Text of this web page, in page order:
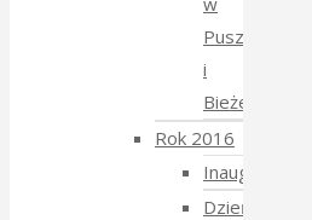
Puszczy
i
Bieżeństwo
Rok 2016
Inauguracja
Dzień